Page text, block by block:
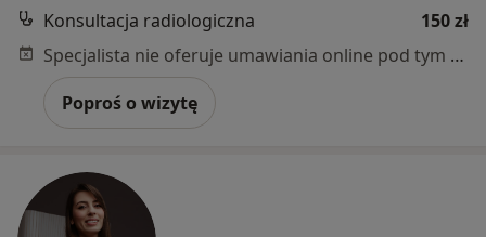
Konsultacja radiologiczna
150 zł
Specjalista nie oferuje umawiania online pod tym adresem.
Poproś o wizytę